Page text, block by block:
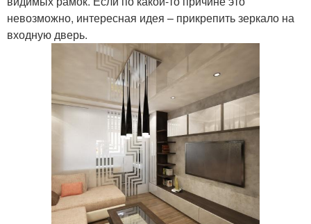
невозможно, интересная идея – прикрепить зеркало на
входную дверь.